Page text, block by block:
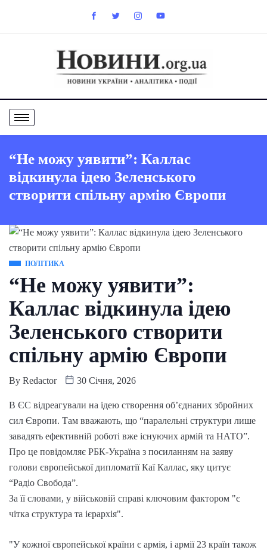
“Не можу уявити”: Каллас
відкинула ідею Зеленського
створити спільну армію Європи
ПОЛІТИКА
“Не можу уявити”:
Каллас відкинула ідею
Зеленського створити
спільну армію Європи
By Redactor 30 Січня, 2026
В ЄС відреагували на ідею створення об’єднаних збройних
сил Європи. Там вважають, що “паралельні структури лише
завадять ефективній роботі вже існуючих армій та НАТО”.
Про це повідомляє РБК-Україна з посиланням на заяву
голови європейської дипломатії Каї Каллас, яку цитує
“Радіо Свобода”.
За її словами, у військовій справі ключовим фактором "є
чітка структура та ієрархія".
"У кожної європейської країни є армія, і армії 23 країн також